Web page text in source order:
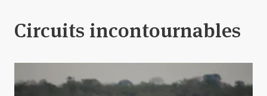
Circuits incontournables